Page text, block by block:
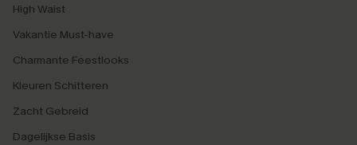
High Waist
Vakantie Must-have
Charmante Feestlooks
Kleuren Schitteren
Zacht Gebreid
Dagelijkse Basis